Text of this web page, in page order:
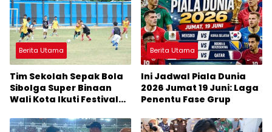
Berita Utama
Tim Sekolah Sepak Bola
Sibolga Super Binaan
Wali Kota Ikuti Festival
Presiden
Berita Utama
Ini Jadwal Piala Dunia
2026 Jumat 19 Juni: Laga
Penentu Fase Grup